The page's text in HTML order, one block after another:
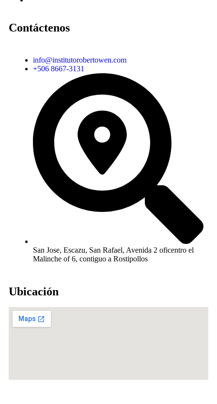
Contáctenos
info@institutorobertowen.com
+506 8667-3131
San Jose, Escazu, San Rafael, Avenida 2 oficentro el
Malinche of 6, contiguo a Rostipollos
Ubicación